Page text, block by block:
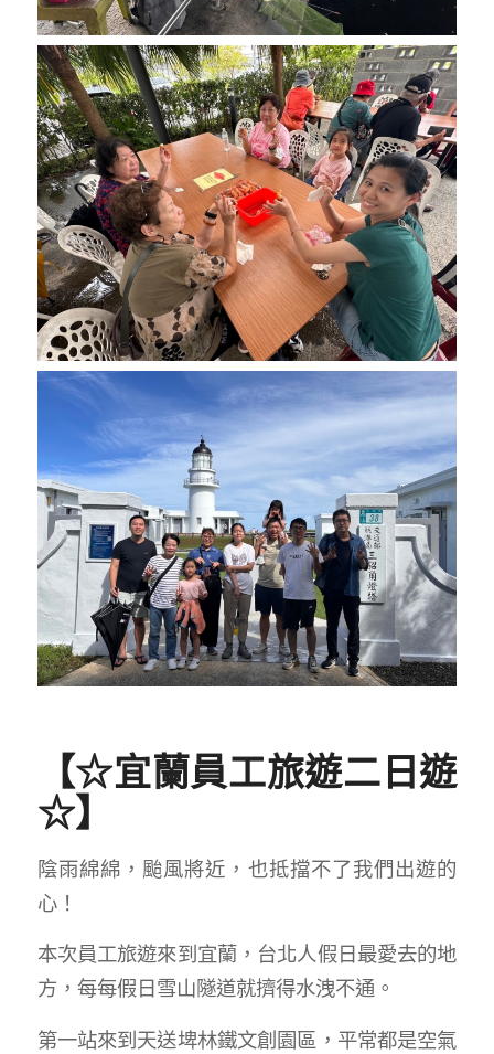
【☆宜蘭員工旅遊二日遊
☆】
陰雨綿綿，颱風將近，也抵擋不了我們出遊的
心！
本次員工旅遊來到宜蘭，台北人假日最愛去的地
方，每每假日雪山隧道就擠得水洩不通。
第一站來到天送埤林鐵文創園區，平常都是空氣